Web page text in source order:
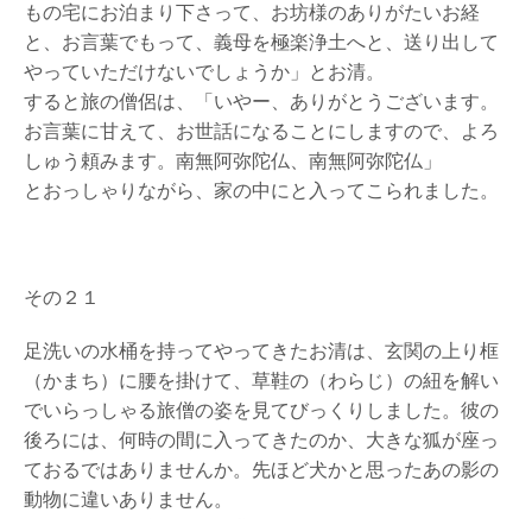
もの宅にお泊まり下さって、お坊様のありがたいお経
と、お言葉でもって、義母を極楽浄土へと、送り出して
やっていただけないでしょうか」とお清。
すると旅の僧侶は、「いやー、ありがとうございます。
お言葉に甘えて、お世話になることにしますので、よろ
しゅう頼みます。南無阿弥陀仏、南無阿弥陀仏」
とおっしゃりながら、家の中にと入ってこられました。
その２１
足洗いの水桶を持ってやってきたお清は、玄関の上り框
（かまち）に腰を掛けて、草鞋の（わらじ）の紐を解い
でいらっしゃる旅僧の姿を見てびっくりしました。彼の
後ろには、何時の間に入ってきたのか、大きな狐が座っ
ておるではありませんか。先ほど犬かと思ったあの影の
動物に違いありません。